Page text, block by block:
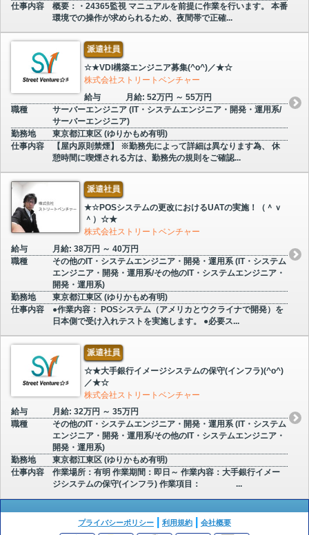
仕事内容
概要：・24365監視 マニュアルを前提に作業を行います。 本番
環境での操作が求められるため、夜間帯で正確...
派遣社員
☆★VDI構築エンジニア募集(^o^)／★☆
株式会社ストリートベンチャー
給与
月給: 52万円 ～ 55万円
職種
サーバーエンジニア (IT・システムエンジニア・開発・運用系/
サーバーエンジニア)
勤務地
東京都江東区 (ゆりかもめ有明)
仕事内容
【屋内原則禁煙】 ※勤務先によって詳細は異なります為、 休
憩時間に喫煙される方は、勤務先の規則をご確認...
派遣社員
★☆POSシステムの更改におけるUATの実施！（＾ｖ
＾）☆★
株式会社ストリートベンチャー
給与
月給: 38万円 ～ 40万円
職種
その他のIT・システムエンジニア・開発・運用系 (IT・システム
エンジニア・開発・運用系/その他のIT・システムエンジニア・
開発・運用系)
勤務地
東京都江東区 (ゆりかもめ有明)
仕事内容
●作業内容： POSシステム（アメリカとウクライナで開発）を
日本側で受け入れテストを実施します。 ●必要ス...
派遣社員
☆★大手銀行イメージシステムの保守(インフラ)(^o^)
／★☆
株式会社ストリートベンチャー
給与
月給: 32万円 ～ 35万円
職種
その他のIT・システムエンジニア・開発・運用系 (IT・システム
エンジニア・開発・運用系/その他のIT・システムエンジニア・
開発・運用系)
勤務地
東京都江東区 (ゆりかもめ有明)
仕事内容
作業場所：有明 作業期間：即日～ 作業内容：大手銀行イメー
ジシステムの保守(インフラ) 作業項目： ...
プライバシーポリシー 利用規約 会社概要